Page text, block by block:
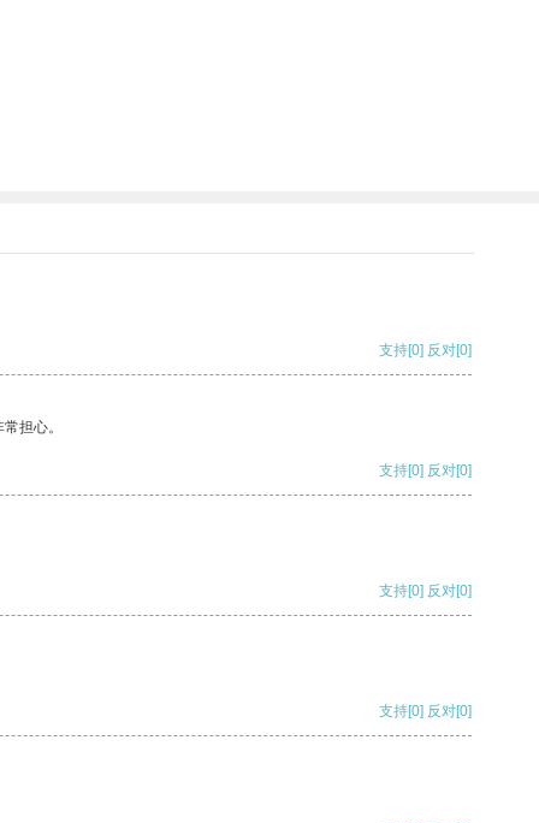
支持[0] 反对[0]
担心。
支持[0] 反对[0]
支持[0] 反对[0]
支持[0] 反对[0]